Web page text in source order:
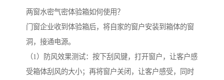
两窗水密气密体验箱如何使用？
门窗企业收到体验箱后，将自家的窗户安装到箱体的窗
洞，接通电源。
（1）防风效果测试：按下刮风键，打开窗户，让客户感
受箱体刮风的大小；再将窗户关闭，让客户感受，同时